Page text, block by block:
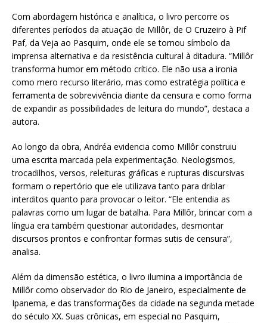
Com abordagem histórica e analítica, o livro percorre os
diferentes períodos da atuação de Millôr, de O Cruzeiro à Pif
Paf, da Veja ao Pasquim, onde ele se tornou símbolo da
imprensa alternativa e da resistência cultural à ditadura. “Millôr
transforma humor em método crítico. Ele não usa a ironia
como mero recurso literário, mas como estratégia política e
ferramenta de sobrevivência diante da censura e como forma
de expandir as possibilidades de leitura do mundo”, destaca a
autora.
Ao longo da obra, Andréa evidencia como Millôr construiu
uma escrita marcada pela experimentação. Neologismos,
trocadilhos, versos, releituras gráficas e rupturas discursivas
formam o repertório que ele utilizava tanto para driblar
interditos quanto para provocar o leitor. “Ele entendia as
palavras como um lugar de batalha. Para Millôr, brincar com a
língua era também questionar autoridades, desmontar
discursos prontos e confrontar formas sutis de censura”,
analisa.
Além da dimensão estética, o livro ilumina a importância de
Millôr como observador do Rio de Janeiro, especialmente de
Ipanema, e das transformações da cidade na segunda metade
do século XX. Suas crônicas, em especial no Pasquim,